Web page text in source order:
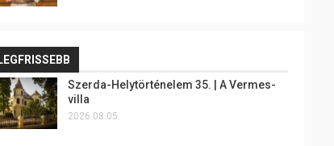
Szerda-Helytörténelem 35. | A Vermes-
villa
2026.08.05.